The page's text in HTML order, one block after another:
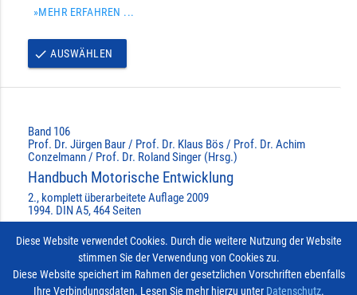
»MEHR ERFAHREN ...
done AUSWÄHLEN
Band 106
Prof. Dr. Jürgen Baur / Prof. Dr. Klaus Bös / Prof. Dr. Achim
Conzelmann / Prof. Dr. Roland Singer (Hrsg.)
Handbuch Motorische Entwicklung
2., komplett überarbeitete Auflage 2009
1994. DIN A5, 464 Seiten
doneBEREITS AUSGEWÄHLT
Diese Website verwendet Cookies. Durch die weitere Nutzung der Website
stimmen Sie der Verwendung von Cookies zu.
Diese Website speichert im Rahmen der gesetzlichen Vorschriften ebenfalls
Ihre Verbindungsdaten. Lesen Sie mehr hierzu unter Datenschutz.